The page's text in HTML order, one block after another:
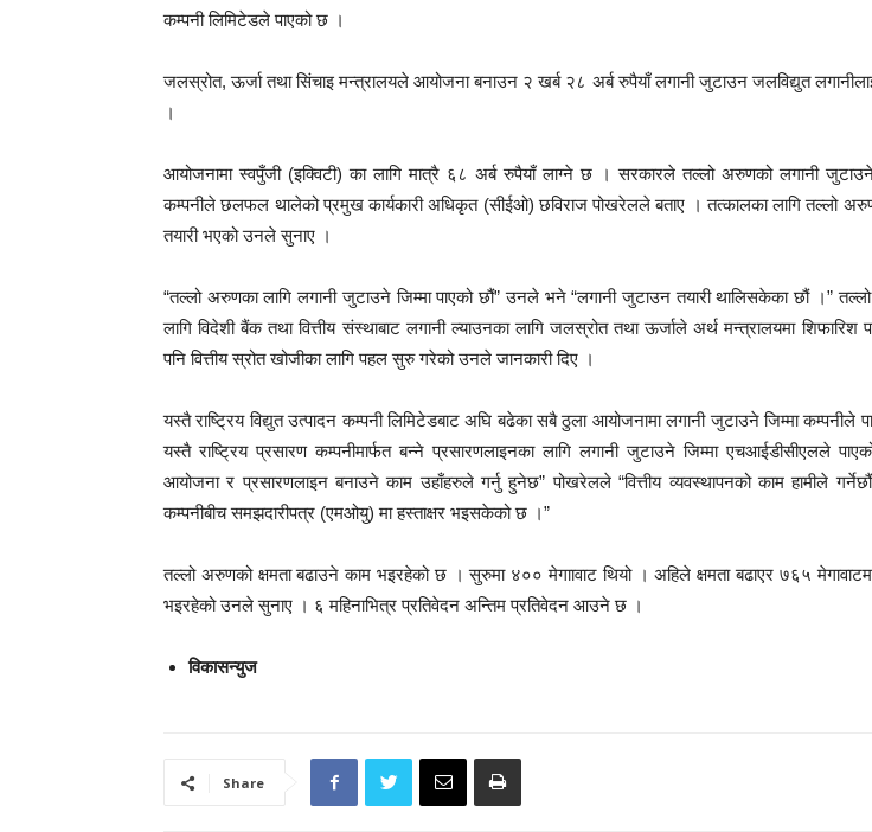
कम्पनी लिमिटेडले पाएको छ ।
जलस्रोत, ऊर्जा तथा सिंचाइ मन्त्रालयले आयोजना बनाउन २ खर्ब २८ अर्ब रुपैयाँ लगानी जुटाउन जलविद्युत
।
आयोजनामा स्वपुँजी (इक्विटी) का लागि मात्रै ६८ अर्ब रुपैयाँ लाग्ने छ । सरकारले तल्लो अरुणको लगानी जुटाउने
कम्पनीले छलफल थालेको प्रमुख कार्यकारी अधिकृत (सीईओ) छविराज पोखरेलले बताए । तत्कालका लागि तल्लो
तयारी भएको उनले सुनाए ।
“तल्लो अरुणका लागि लगानी जुटाउने जिम्मा पाएको छौं” उनले भने “लगानी जुटाउन तयारी थालिसकेका छौं ।”
लागि विदेशी बैंक तथा वित्तीय संस्थाबाट लगानी ल्याउनका लागि जलस्रोत तथा ऊर्जाले अर्थ मन्त्रालयमा
पनि वित्तीय स्रोत खोजीका लागि पहल सुरु गरेको उनले जानकारी दिए ।
यस्तै राष्ट्रिय विद्युत उत्पादन कम्पनी लिमिटेडबाट अघि बढेका सबै ठुला आयोजनामा लगानी जुटाउने जिम्मा कम्पनीले
यस्तै राष्ट्रिय प्रसारण कम्पनीमार्फत बन्ने प्रसारणलाइनका लागि लगानी जुटाउने जिम्मा एचआईडीसीएलले
आयोजना र प्रसारणलाइन बनाउने काम उहाँहरुले गर्नु हुनेछ” पोखरेलले “वित्तीय व्यवस्थापनको काम हामीले
कम्पनीबीच समझदारीपत्र (एमओयु) मा हस्ताक्षर भइसकेको छ ।”
तल्लो अरुणको क्षमता बढाउने काम भइरहेको छ । सुरुमा ४०० मेगाावाट थियो । अहिले क्षमता बढाएर ७६५ मेगावाटमा
भइरहेको उनले सुनाए । ६ महिनाभित्र प्रतिवेदन अन्तिम प्रतिवेदन आउने छ ।
विकासन्युज
Share